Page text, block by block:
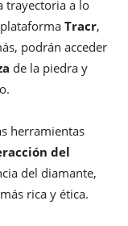
trayectoria a lo
Tracr,
podrán acceder
de la piedra y
herramientas
del
del diamante,
rica y ética.